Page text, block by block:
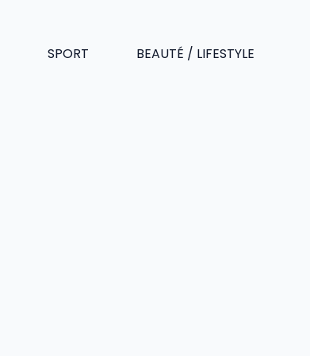
SPORT BEAUTÉ / LIFESTYLE